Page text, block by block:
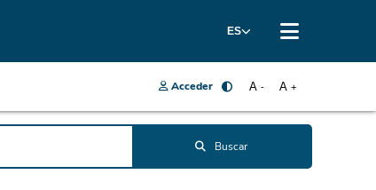
ES
Acceder A +
A -
Buscar